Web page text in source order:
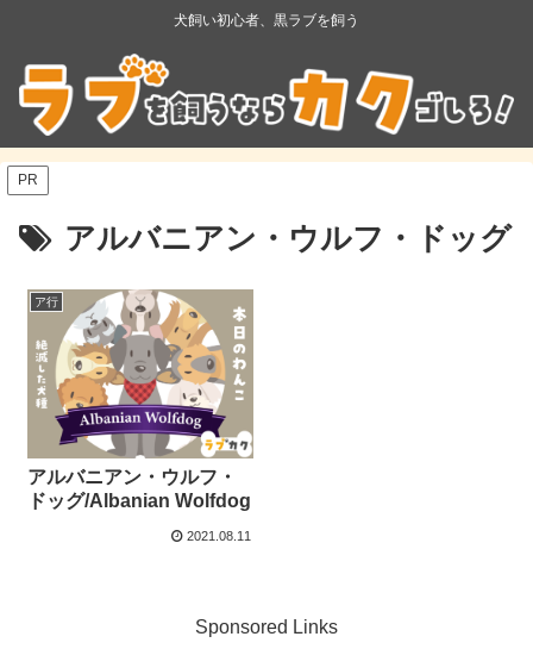
犬飼い初心者、黒ラブを飼う
PR
アルバニアン・ウルフ・ドッグ
ア行
アルバニアン・ウルフ・
ドッグ/Albanian Wolfdog
2021.08.11
Sponsored Links